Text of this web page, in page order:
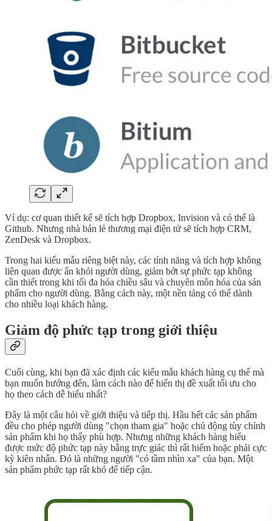
Ví dụ: cơ quan thiết kế sẽ tích hợp Dropbox, Invision và có thể là
Github. Nhưng nhà bán lẻ thương mại điện tử sẽ tích hợp CRM,
ZenDesk và Dropbox.
Trong hai kiểu mẫu riêng biệt này, các tính năng và tích hợp không
liên quan được ẩn khỏi người dùng, giảm bớt sự phức tạp không
cần thiết trong khi tối đa hóa chiều sâu và chuyên môn hóa của sản
phẩm cho người dùng. Bằng cách này, một nền tảng có thể dành
cho nhiều loại khách hàng.
Giảm độ phức tạp trong giới thiệu
Cuối cùng, khi bạn đã xác định các kiểu mẫu khách hàng cụ thể mà
bạn muốn hướng đến, làm cách nào để hiển thị đề xuất tối ưu cho
họ theo cách dễ hiểu nhất?
Đây là một câu hỏi về giới thiệu và tiếp thị. Hầu hết các sản phẩm
đều cho phép người dùng "chọn tham gia" hoặc chủ động tùy chỉnh
sản phẩm khi họ thấy phù hợp. Nhưng những khách hàng hiểu
được mức độ phức tạp này bằng trực giác thì rất hiếm hoặc phải cực
kỳ kiên nhẫn. Đó là những người "có tầm nhìn xa" của bạn. Một
sản phẩm phức tạp rất khó để tiếp cận.